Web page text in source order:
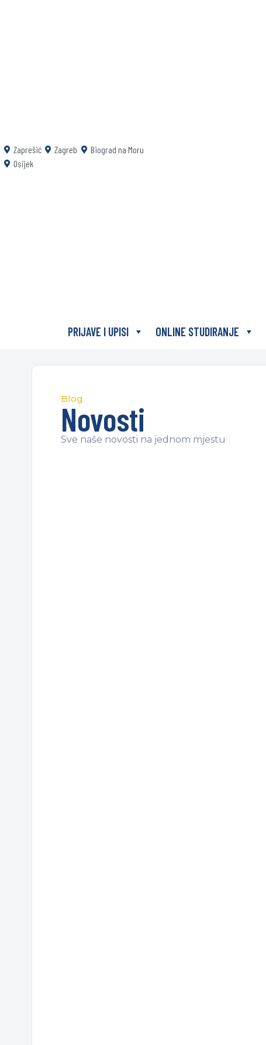
Zaprešić Zagreb
Biograd na Moru
Osijek
PRIJAVE I UPISI ONLINE STUDIRANJE
Blog
Novosti
Sve naše novosti na jednom mjestu